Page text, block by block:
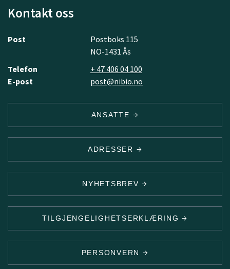
Kontakt oss
Post
Postboks 115
NO-1431 Ås
Telefon
+ 47 406 04 100
E-post
post@nibio.no
ANSATTE
ADRESSER
NYHETSBREV
TILGJENGELIGHETSERKLÆRING
PERSONVERN